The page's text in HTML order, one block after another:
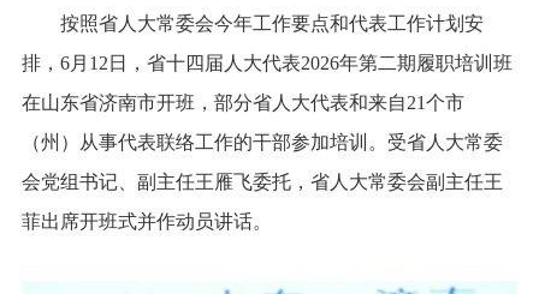
按照省人大常委会今年工作要点和代表工作计划安
排，6月12日，省十四届人大代表2026年第二期履职培训班
在山东省济南市开班，部分省人大代表和来自21个市
（州）从事代表联络工作的干部参加培训。受省人大常委
会党组书记、副主任王雁飞委托，省人大常委会副主任王
菲出席开班式并作动员讲话。